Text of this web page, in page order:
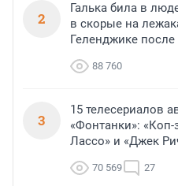
2
Галька била в
в скорые на
Геленджике
88 760
3
15 телесериалов
«Фонтанки»:
Лассо» и «Джек
70 569 27